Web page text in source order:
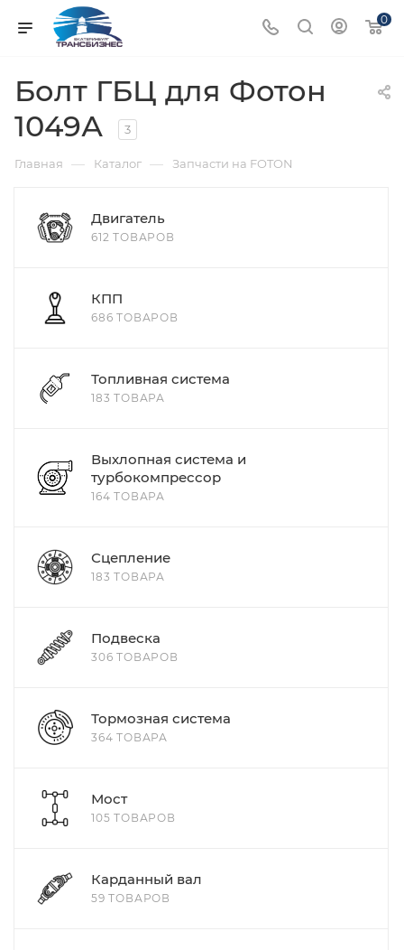
0
Болт ГБЦ для Фотон
1049А
3
Главная — Каталог — Запчасти на FOTON
Двигатель
612 ТОВАРОВ
КПП
686 ТОВАРОВ
Топливная система
183 ТОВАРА
Выхлопная система и
турбокомпрессор
164 ТОВАРА
Сцепление
183 ТОВАРА
Подвеска
306 ТОВАРОВ
Тормозная система
364 ТОВАРА
Мост
105 ТОВАРОВ
Карданный вал
59 ТОВАРОВ